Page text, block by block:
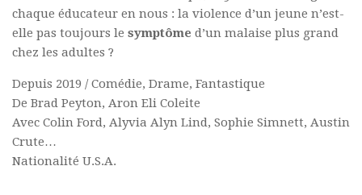
chaque éducateur en nous : la violence d’un jeune n’est-
elle pas toujours le symptôme d’un malaise plus grand
chez les adultes ?
Depuis 2019 / Comédie, Drame, Fantastique
De Brad Peyton, Aron Eli Coleite
Avec Colin Ford, Alyvia Alyn Lind, Sophie Simnett, Austin
Crute…
Nationalité U.S.A.